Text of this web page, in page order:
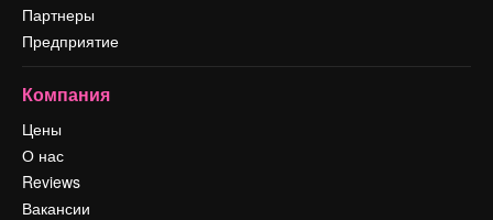
Партнеры
Предприятие
Компания
Цены
О нас
Reviews
Вакансии